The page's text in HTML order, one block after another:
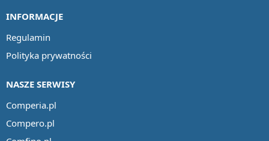
INFORMACJE
Regulamin
Polityka prywatności
NASZE SERWISY
Comperia.pl
Compero.pl